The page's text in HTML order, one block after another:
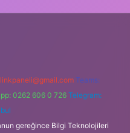
Teams:
0262 606 0 726 Telegram:
gereğince Bilgi Teknolojileri